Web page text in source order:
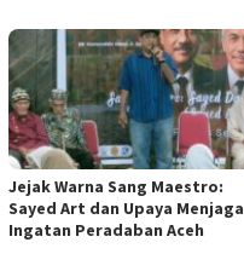
Jejak Warna Sang Maestro:
Sayed Art dan Upaya Menjaga
Ingatan Peradaban Aceh